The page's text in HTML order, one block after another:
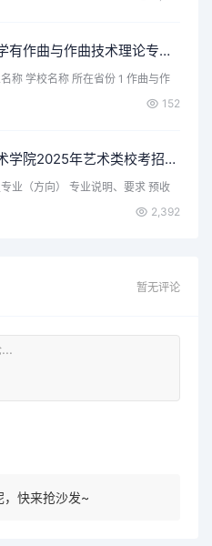
哪些大学有作曲与作曲技术理论专业-开设作曲与作曲技术理论专业的大学名单一览表
称 学校名称 所在省份 1 作曲与作
152
广西艺术学院2025年艺术类校考招生专业考试大纲
业（方向） 专业说明、要求 预收
2,392
暂无评论
，快来抢沙发~